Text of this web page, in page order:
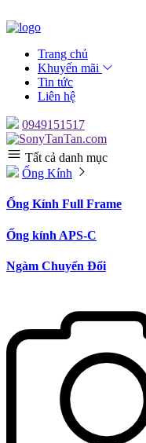
Trang chủ
Khuyến mãi
Tin tức
Liên hệ
0949151517
Tất cả danh mục
Ống Kính
Ống Kính Full Frame
Ống kính APS-C
Ngàm Chuyển Đổi